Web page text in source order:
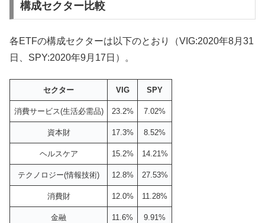
構成セクター比較
各ETFの構成セクターは以下のとおり（VIG:2020年8月31
日、SPY:2020年9月17日）。
セクター VIG SPY
消費サービス(生活必需品) 23.2% 7.02%
資本財 17.3% 8.52%
ヘルスケア 15.2% 14.21%
テクノロジー(情報技術) 12.8% 27.53%
消費財 12.0% 11.28%
金融 11.6% 9.91%